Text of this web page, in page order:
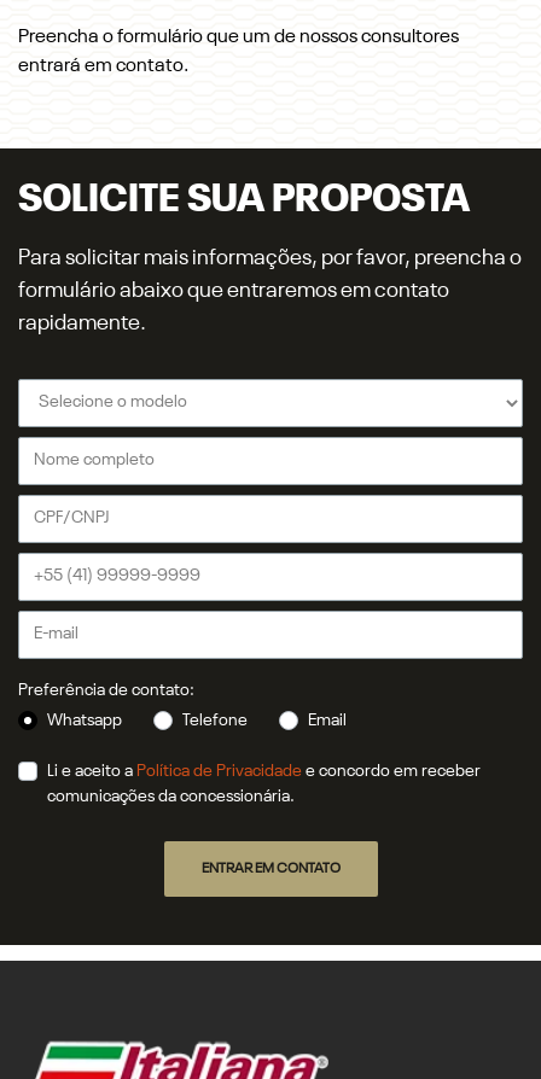
Preencha o formulário que um de nossos consultores
entrará em contato.
SOLICITE SUA PROPOSTA
Para solicitar mais informações, por favor, preencha o
formulário abaixo que entraremos em contato
rapidamente.
Preferência de contato:
Whatsapp
Telefone Email
Li e aceito a Política de Privacidade e concordo em receber
comunicações da concessionária.
ENTRAR EM CONTATO